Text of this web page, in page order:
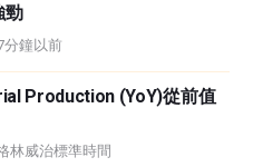
勁
分鐘以前
Production (YoY)從前值
林威治標準時間